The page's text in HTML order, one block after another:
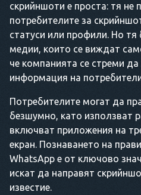
скрийншоти е проста: тя не
потребителите за
статуси или профили. Но
медии, които се виждат
че компанията се стреми да
информация на
Потребителите могат да
безшумно, като използват
включват приложения на
екран. Познаването на
WhatsApp е от ключово
искат да направят
известие.